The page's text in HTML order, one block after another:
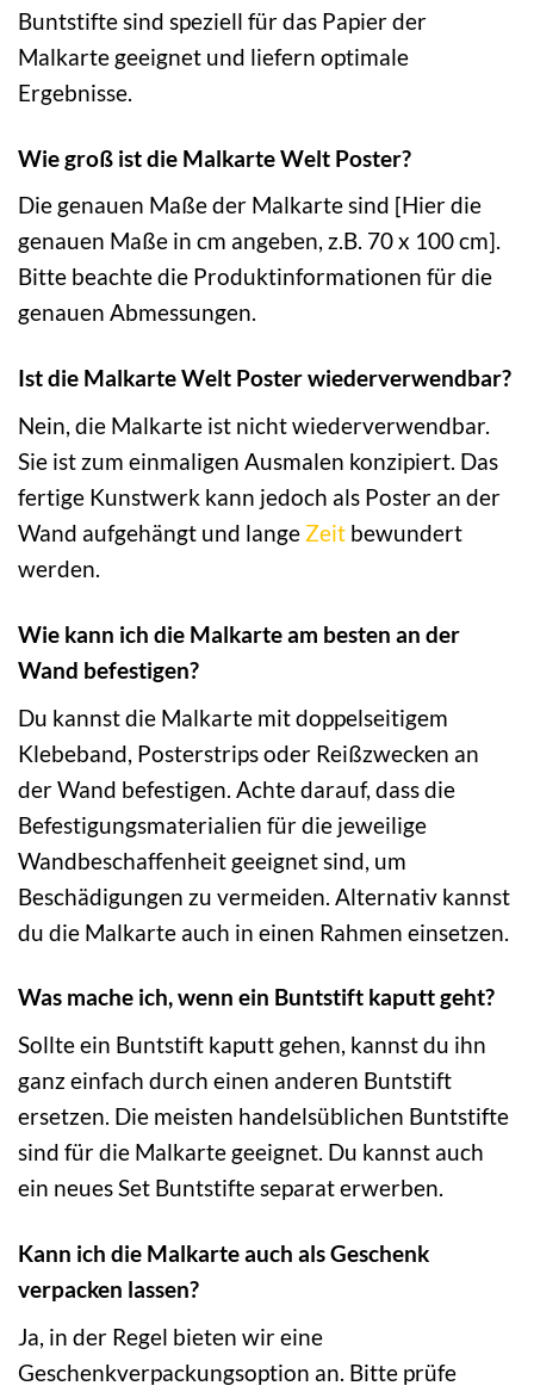
Buntstifte sind speziell für das Papier der
Malkarte geeignet und liefern optimale
Ergebnisse.
Wie groß ist die Malkarte Welt Poster?
Die genauen Maße der Malkarte sind [Hier die
genauen Maße in cm angeben, z.B. 70 x 100 cm].
Bitte beachte die Produktinformationen für die
genauen Abmessungen.
Ist die Malkarte Welt Poster wiederverwendbar?
Nein, die Malkarte ist nicht wiederverwendbar.
Sie ist zum einmaligen Ausmalen konzipiert. Das
fertige Kunstwerk kann jedoch als Poster an der
Wand aufgehängt und lange Zeit bewundert
werden.
Wie kann ich die Malkarte am besten an der
Wand befestigen?
Du kannst die Malkarte mit doppelseitigem
Klebeband, Posterstrips oder Reißzwecken an
der Wand befestigen. Achte darauf, dass die
Befestigungsmaterialien für die jeweilige
Wandbeschaffenheit geeignet sind, um
Beschädigungen zu vermeiden. Alternativ kannst
du die Malkarte auch in einen Rahmen einsetzen.
Was mache ich, wenn ein Buntstift kaputt geht?
Sollte ein Buntstift kaputt gehen, kannst du ihn
ganz einfach durch einen anderen Buntstift
ersetzen. Die meisten handelsüblichen Buntstifte
sind für die Malkarte geeignet. Du kannst auch
ein neues Set Buntstifte separat erwerben.
Kann ich die Malkarte auch als Geschenk
verpacken lassen?
Ja, in der Regel bieten wir eine
Geschenkverpackungsoption an. Bitte prüfe